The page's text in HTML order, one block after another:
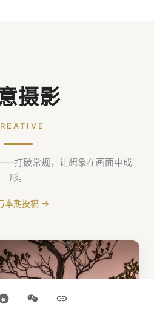
摄影
打破常规，让想象在画面中成
形。
本期投稿 →